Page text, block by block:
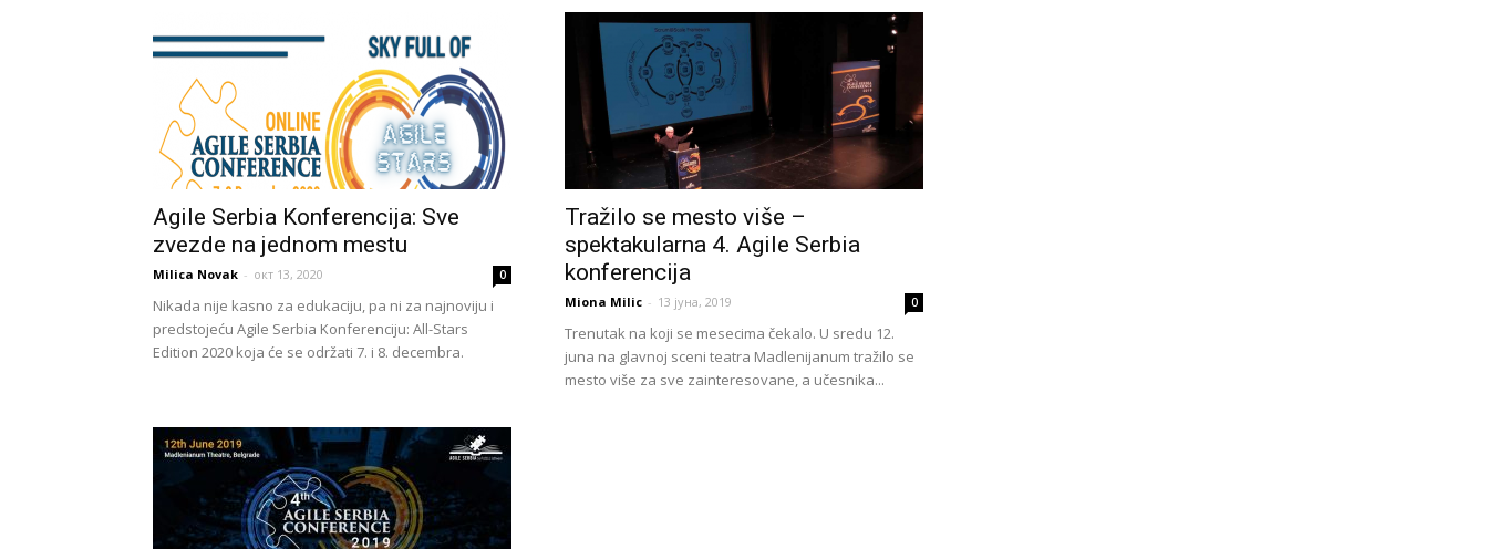
Business
travel
&
Agile Serbia Konferencija: Sve
zvezde na jednom mestu
Milica Novak - окт 13, 2020 0
Nikada nije kasno za edukaciju, pa ni za najnoviju i
predstojeću Agile Serbia Konferenciju: All-Stars
Edition 2020 koja će se održati 7. i 8. decembra.
Tražilo se mesto više –
spektakularna 4. Agile Serbia
konferencija
Miona Milic - 13 јуна, 2019 0
Trenutak na koji se mesecima čekalo. U sredu 12.
juna na glavnoj sceni teatra Madlenijanum tražilo se
mesto više za sve zainteresovane, a učesnika...